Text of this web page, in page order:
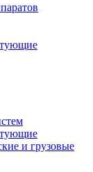
и грузовые